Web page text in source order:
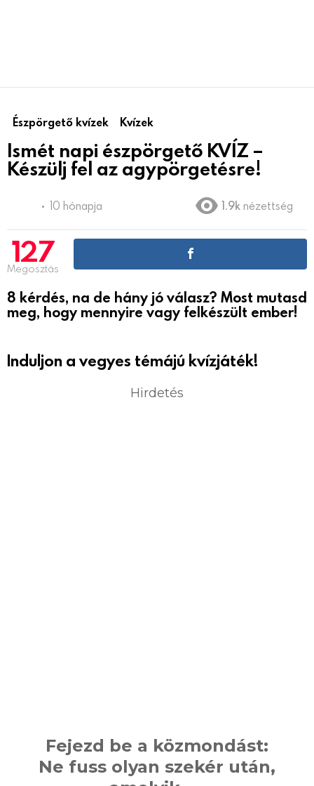
Észpörgető kvízek Kvízek
Ismét napi észpörgető KVÍZ –
Készülj fel az agypörgetésre!
10 hónapja 1.9k nézettség
127
Megosztás
8 kérdés, na de hány jó válasz? Most mutasd
meg, hogy mennyire vagy felkészült ember!
Induljon a vegyes témájú kvízjáték!
Hirdetés
Fejezd be a közmondást:
Ne fuss olyan szekér után,